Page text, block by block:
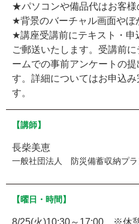
★パソコンや備品代はお客様
★背景のバーチャル画面やぼ
★講座受講前にテキスト・申
ご郵送いたします。受講前
ームでの事前アンケートの
す。詳細についてはお申込
す。
【講師】
長柴美恵
一般社団法人 防災備蓄収納プ
【曜日・時間】
8/25(火)10:30～17:00 ※休